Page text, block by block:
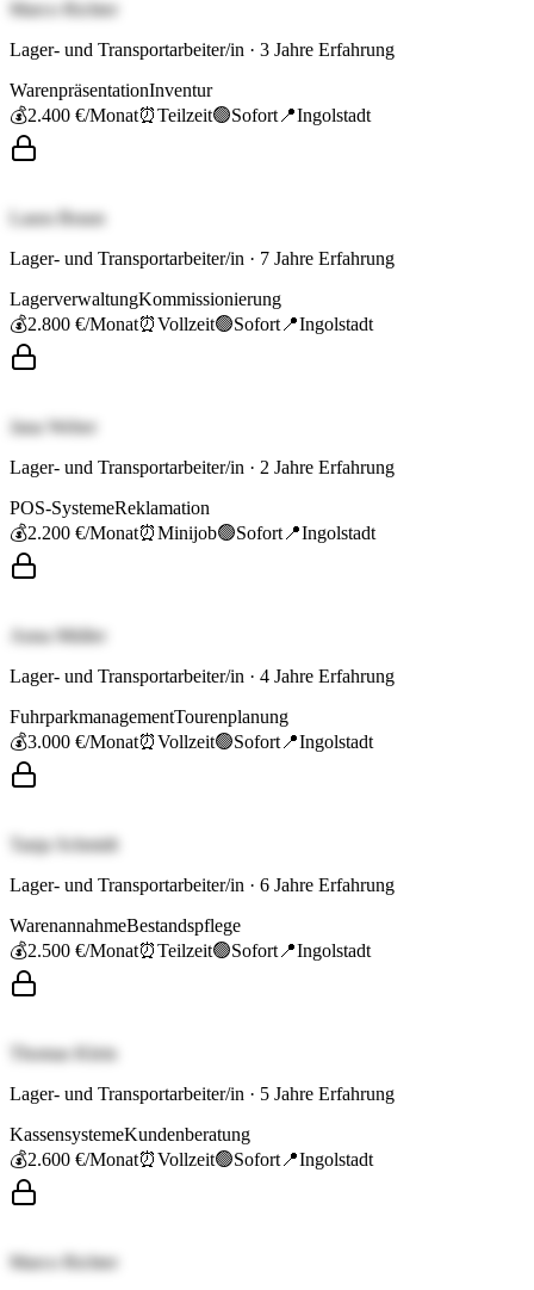
Marco Richter
Lager- und Transportarbeiter/in · 3 Jahre Erfahrung
WarenpräsentationInventur
💰2.400 €/Monat⏰Teilzeit🟢Sofort 📍Ingolstadt
Laura Braun
Lager- und Transportarbeiter/in · 7 Jahre Erfahrung
LagerverwaltungKommissionierung
💰2.800 €/Monat⏰Vollzeit🟢Sofort 📍Ingolstadt
Jana Weber
Lager- und Transportarbeiter/in · 2 Jahre Erfahrung
POS-SystemeReklamation
💰2.200 €/Monat⏰Minijob🟢Sofort 📍Ingolstadt
Anna Müller
Lager- und Transportarbeiter/in · 4 Jahre Erfahrung
FuhrparkmanagementTourenplanung
💰3.000 €/Monat⏰Vollzeit🟢Sofort 📍Ingolstadt
Tanja Schmidt
Lager- und Transportarbeiter/in · 6 Jahre Erfahrung
WarenannahmeBestandspflege
💰2.500 €/Monat⏰Teilzeit🟢Sofort 📍Ingolstadt
Thomas Klein
Lager- und Transportarbeiter/in · 5 Jahre Erfahrung
KassensystemeKundenberatung
💰2.600 €/Monat⏰Vollzeit🟢Sofort 📍Ingolstadt
Marco Richter